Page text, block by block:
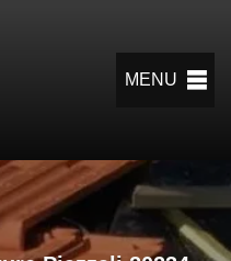
MENU